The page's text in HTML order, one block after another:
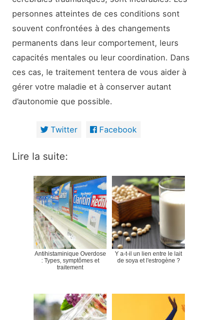
personnes atteintes de ces conditions sont
souvent confrontées à des changements
permanents dans leur comportement, leurs
capacités mentales ou leur coordination. Dans
ces cas, le traitement tentera de vous aider à
gérer votre maladie et à conserver autant
d’autonomie que possible.
Twitter Facebook
Lire la suite:
Antihistaminique Overdose
: Types, symptômes et
traitement
Y a-t-il un lien entre le lait
de soya et l'estrogène ?